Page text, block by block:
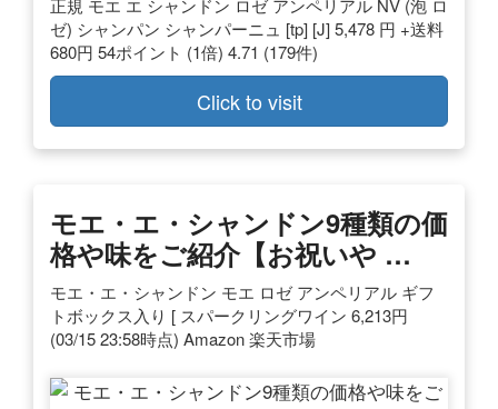
ゼ) シャンパン シャンパーニュ [tp] [J] 5,478 円 +送料
680円 54ポイント (1倍) 4.71 (179件)
Click to visit
モエ・エ・シャンドン9種類の価
格や味をご紹介【お祝いや …
モエ・エ・シャンドン モエ ロゼ アンペリアル ギフ
トボックス入り [ スパークリングワイン 6,213円
(03/15 23:58時点) Amazon 楽天市場